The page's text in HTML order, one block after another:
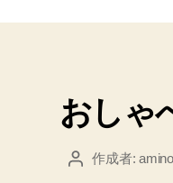
おしゃ
投
作成者: